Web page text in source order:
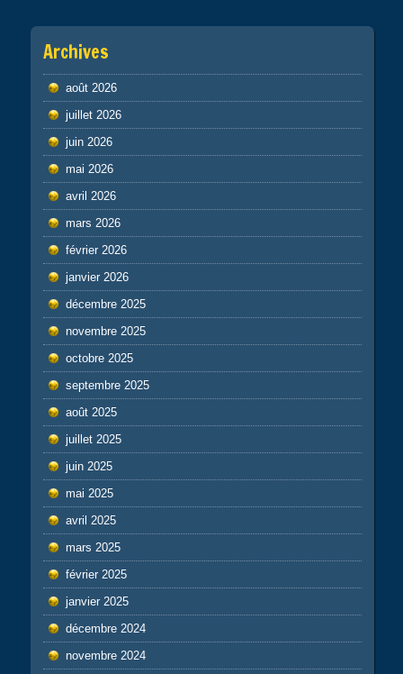
Archives
août 2026
juillet 2026
juin 2026
mai 2026
avril 2026
mars 2026
février 2026
janvier 2026
décembre 2025
novembre 2025
octobre 2025
septembre 2025
août 2025
juillet 2025
juin 2025
mai 2025
avril 2025
mars 2025
février 2025
janvier 2025
décembre 2024
novembre 2024